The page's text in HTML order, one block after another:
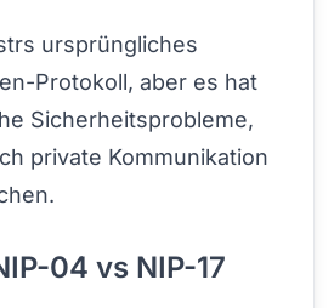
ursprüngliches
Protokoll, aber es hat
Sicherheitsprobleme,
private Kommunikation
04 vs NIP-17